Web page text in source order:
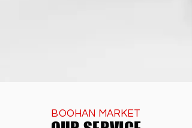
BOOHAN MARKET